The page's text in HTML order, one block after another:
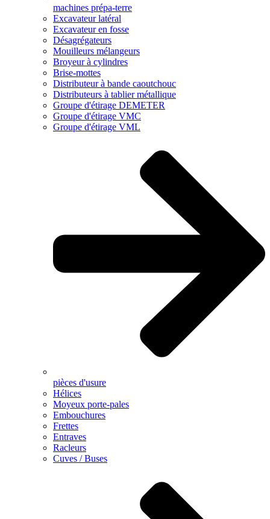
machines prépa-terre
Excavateur latéral
Excavateur en fosse
Désagrégateurs
Mouilleurs mélangeurs
Broyeur à cylindres
Brise-mottes
Distributeur à bande caoutchouc
Distributeurs à tablier métallique
Groupe d'étirage DEMETER
Groupe d'étirage VMC
Groupe d'étirage VML
pièces d'usure
Hélices
Moyeux porte-pales
Embouchures
Frettes
Entraves
Racleurs
Cuves / Buses